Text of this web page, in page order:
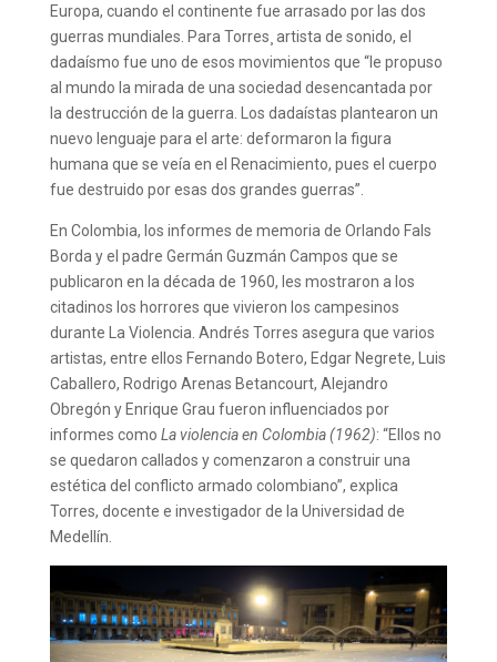
Europa, cuando el continente fue arrasado por las dos
guerras mundiales. Para Torres¸ artista de sonido, el
dadaísmo fue uno de esos movimientos que “le propuso
al mundo la mirada de una sociedad desencantada por
la destrucción de la guerra. Los dadaístas plantearon un
nuevo lenguaje para el arte: deformaron la figura
humana que se veía en el Renacimiento, pues el cuerpo
fue destruido por esas dos grandes guerras”.
En Colombia, los informes de memoria de Orlando Fals
Borda y el padre Germán Guzmán Campos que se
publicaron en la década de 1960, les mostraron a los
citadinos los horrores que vivieron los campesinos
durante La Violencia. Andrés Torres asegura que varios
artistas, entre ellos Fernando Botero, Edgar Negrete, Luis
Caballero, Rodrigo Arenas Betancourt, Alejandro
Obregón y Enrique Grau fueron influenciados por
informes como La violencia en Colombia (1962): “Ellos no
se quedaron callados y comenzaron a construir una
estética del conflicto armado colombiano”, explica
Torres, docente e investigador de la Universidad de
Medellín.